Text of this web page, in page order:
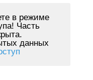
в режиме
Часть
данных